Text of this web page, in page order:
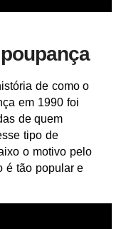
de como o
em 1990 foi
de quem
tipo de
o motivo pelo
é tão popular e